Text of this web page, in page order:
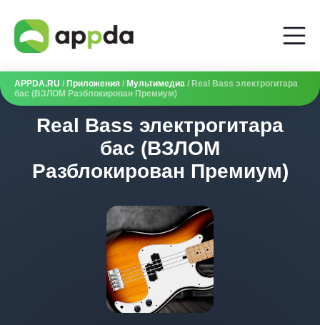
APPDA.RU / Приложения / Мультимедиа / Real Bass электрогитара
бас (ВЗЛОМ Разблокирован Премиум)
Real Bass электрогитара
бас (ВЗЛОМ
Разблокирован Премиум)